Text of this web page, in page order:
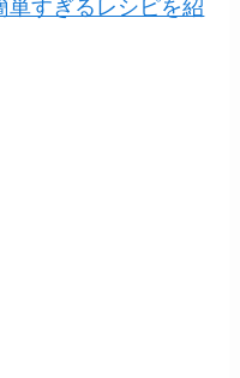
単すぎるレシピを紹